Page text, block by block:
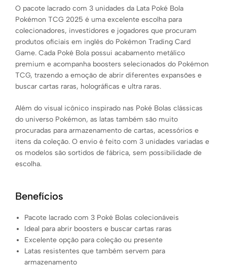
O pacote lacrado com 3 unidades da Lata Poké Bola
Pokémon TCG 2025 é uma excelente escolha para
colecionadores, investidores e jogadores que procuram
produtos oficiais em inglês do Pokémon Trading Card
Game. Cada Poké Bola possui acabamento metálico
premium e acompanha boosters selecionados do Pokémon
TCG, trazendo a emoção de abrir diferentes expansões e
buscar cartas raras, holográficas e ultra raras.
Além do visual icônico inspirado nas Poké Bolas clássicas
do universo Pokémon, as latas também são muito
procuradas para armazenamento de cartas, acessórios e
itens da coleção. O envio é feito com 3 unidades variadas e
os modelos são sortidos de fábrica, sem possibilidade de
escolha.
Benefícios
Pacote lacrado com 3 Poké Bolas colecionáveis
Ideal para abrir boosters e buscar cartas raras
Excelente opção para coleção ou presente
Latas resistentes que também servem para
armazenamento